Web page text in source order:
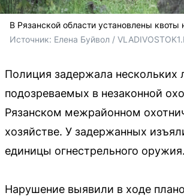
В Рязанской области установлены квоты
Источник: Елена Буйвол /
Полиция задержала нескольких
подозреваемых в незаконной
Рязанском межрайонном
хозяйстве. У задержанных
единицы огнестрельного оружия.
Нарушение выявили в ходе